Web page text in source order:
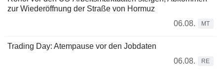
zur Wiederöffnung der Straße von Hormuz
06.08.
MT
Trading Day: Atempause vor den Jobdaten
06.08.
RE